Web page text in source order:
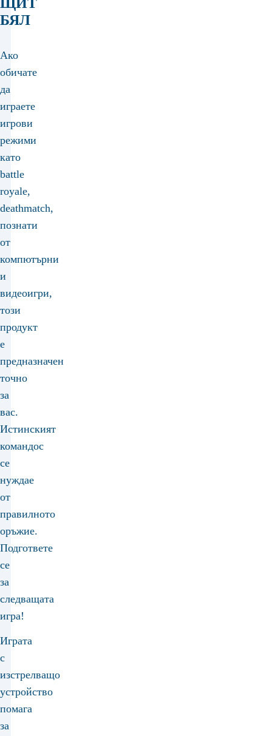
ЩИТ
БЯЛ
Ако
обичате
да
играете
игрови
режими
като
battle
royale,
deathmatch,
познати
от
компютърни
и
видеоигри,
този
продукт
е
предназначен
точно
за
вас.
Истинският
командос
се
нуждае
от
правилното
оръжие.
Подгответе
се
за
следващата
игра!
Играта
с
изстрелващо
устройство
помага
за